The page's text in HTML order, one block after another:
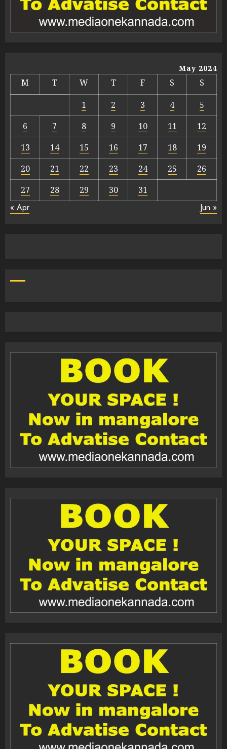
May 2024
M T W T F S
S
1
2 3 4
5
6
7 8 9 10 11
12
13
14 15 16 17 18
19
20
21 22 23 24 25
26
27
28 29 30 31
« Apr Jun »